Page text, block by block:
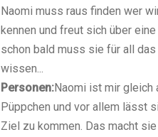
Naomi muss raus finden wer
kennen und freut sich über
schon bald muss sie für all
wissen...
Personen:Naomi ist mir
Püppchen und vor allem lässt
Ziel zu kommen. Das macht